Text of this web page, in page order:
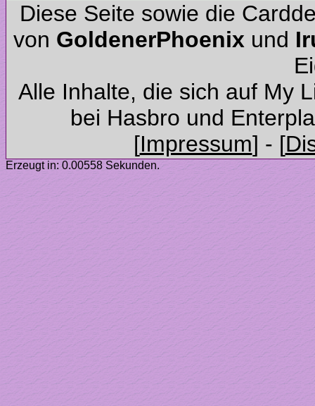
Diese Seite sowie die
von
und
Alle Inhalte, die sich auf My
Erzeugt in: 0.00558 Sekunden.